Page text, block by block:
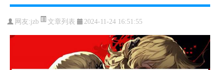
网友:jzb 文章列表 2024-11-24 16:51:55